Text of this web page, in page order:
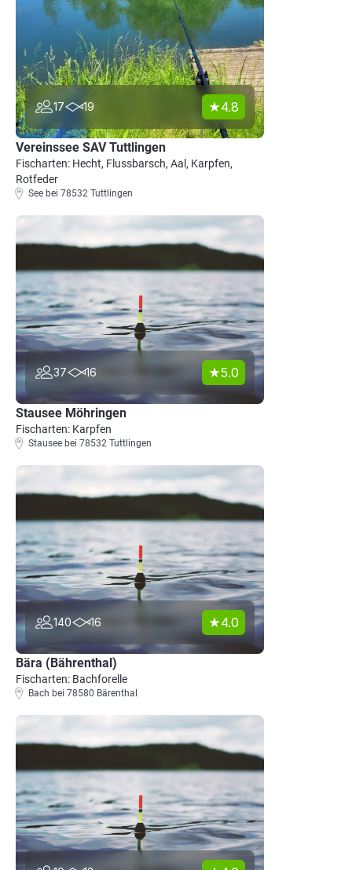
17 19 4.8
Vereinssee SAV Tuttlingen
Fischarten: Hecht, Flussbarsch, Aal, Karpfen,
Rotfeder
See bei 78532 Tuttlingen
37 16 5.0
Stausee Möhringen
Fischarten: Karpfen
Stausee bei 78532 Tuttlingen
140 16 4.0
Bära (Bährenthal)
Fischarten: Bachforelle
Bach bei 78580 Bärenthal